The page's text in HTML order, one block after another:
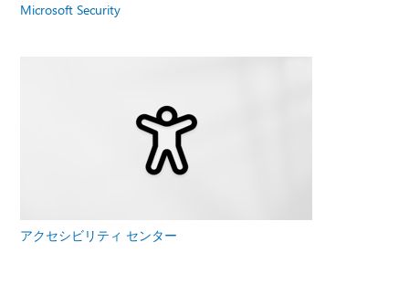
Microsoft Security
アクセシビリティ センター